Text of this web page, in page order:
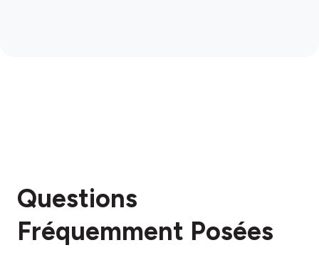
Questions
Fréquemment Posées